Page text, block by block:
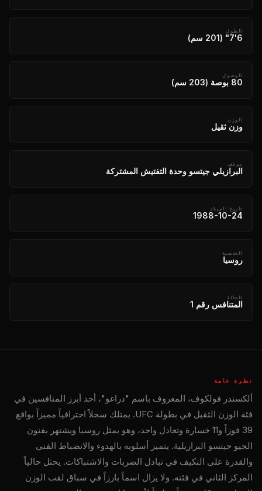
الطول
6'7" (201 سم)
الوصول
80 بوصة (203 سم)
الوزن
وزن ثقيل
موقف
البرازيلي جيتسو وحدة التفتيش المشتركة
تاريخ الميلاد
1988-10-24
الجنسية
روسيا
الحالة
المتنافس رقم 1
نظرة عامة
ألكسندر فولكوف، المعروف باسم "دراغو"، أحد أبرز المنافسين في
فئة الوزن الثقيل في بطولة UFC. يمتلك سجلاً احترافياً مميزاً بواقع
39 فوزاً و11 خسارة وتعادل واحد، وهو يمثل روسيا ويشتهر بفنون
الجيو جيتسو البرازيلية. يتميز أسلوبه بالهدوء والانضباط الفني
والقدرة على التكيف في تبادل الضربات والاشتباكات. يحتل حالياً
المركز الثاني في فئته. ولا يزال اسماً بارزاً في سباق لقب الوزن